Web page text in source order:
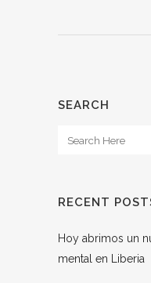
SEARCH
RECENT
Hoy abrimos un
mental en Liberia